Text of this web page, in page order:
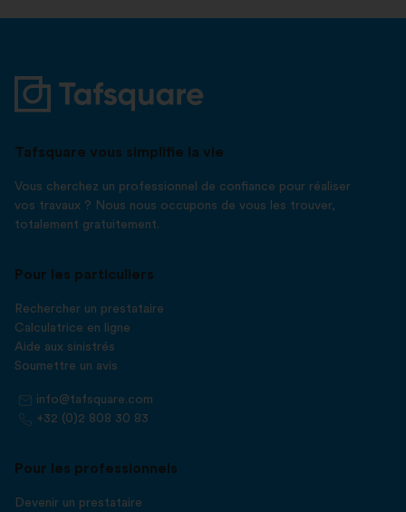
Tafsquare vous simplifie la vie
Vous cherchez un professionnel de confiance pour réaliser
vos travaux ? Nous nous occupons de vous les trouver,
totalement gratuitement.
Pour les particuliers
Rechercher un prestataire
Calculatrice en ligne
Aide aux sinistrés
Soumettre un avis
info@tafsquare.com
+32 (0)2 808 30 83
Pour les professionnels
Devenir un prestataire